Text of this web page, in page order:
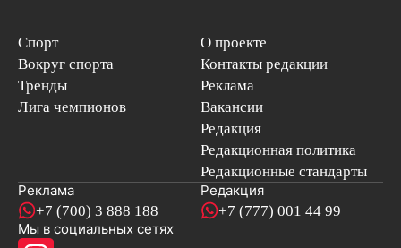
Спорт
Вокруг спорта
Тренды
Лига чемпионов
О проекте
Контакты редакции
Реклама
Вакансии
Редакция
Редакционная политика
Редакционные стандарты
Реклама
+7 (700) 3 888 188
Редакция
+7 (777) 001 44 99
Мы в социальных сетях